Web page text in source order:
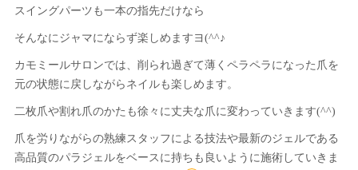
スイングパーツも一本の指先だけなら
そんなにジャマにならず楽しめますヨ(^^♪
カモミールサロンでは、削られ過ぎて薄くペラペラになった爪を
元の状態に戻しながらネイルも楽しめます。
二枚爪や割れ爪のかたも徐々に丈夫な爪に変わっていきます(^^)
爪を労りながらの熟練スタッフによる技法や最新のジェルである
高品質のパラジェルをベースに持ちも良いように施術していきま